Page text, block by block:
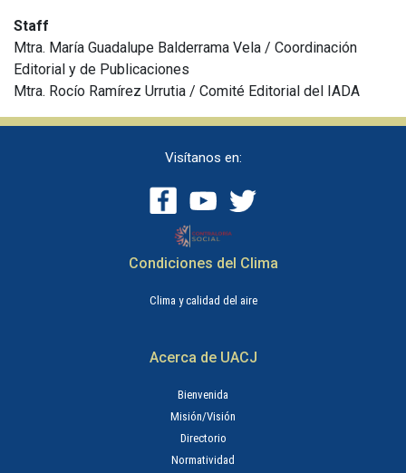
Staff
Mtra. María Guadalupe Balderrama Vela / Coordinación
Editorial y de Publicaciones
Mtra. Rocío Ramírez Urrutia / Comité Editorial del IADA
Visítanos en:
Condiciones del Clima
Clima y calidad del aire
Acerca de UACJ
Bienvenida
Misión/Visión
Directorio
Normatividad